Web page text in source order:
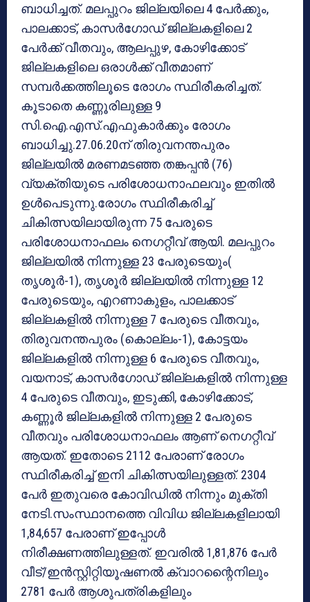
ബാധിച്ചത്. മലപ്പുറം ജില്ലയിലെ 4 പേര്‍ക്കും,
പാലക്കാട്, കാസര്‍ഗോഡ് ജില്ലകളിലെ 2
പേര്‍ക്ക് വീതവും, ആലപ്പുഴ, കോഴിക്കോട്
ജില്ലകളിലെ ഒരാള്‍ക്ക് വീതമാണ്
സമ്പര്‍ക്കത്തിലൂടെ രോഗം സ്ഥിരീകരിച്ചത്.
കൂടാതെ കണ്ണൂരിലുള്ള 9
സി.ഐ.എസ്.എഫുകാര്‍ക്കും രോഗം
ബാധിച്ചു.27.06.20ന് തിരുവനന്തപുരം
ജില്ലയില്‍ മരണമടഞ്ഞ തങ്കപ്പന്‍ (76)
വ്യക്തിയുടെ പരിശോധനാഫലവും ഇതില്‍
ഉള്‍പെടുന്നു.രോഗം സ്ഥിരീകരിച്ച്
ചികിത്സയിലായിരുന്ന 75 പേരുടെ
പരിശോധനാഫലം നെഗറ്റീവ് ആയി. മലപ്പുറം
ജില്ലയില്‍ നിന്നുള്ള 23 പേരുടെയും(
തൃശൂര്‍-1), തൃശൂര്‍ ജില്ലയില്‍ നിന്നുള്ള 12
പേരുടെയും, എറണാകുളം, പാലക്കാട്
ജില്ലകളില്‍ നിന്നുള്ള 7 പേരുടെ വീതവും,
തിരുവനന്തപുരം (കൊല്ലം-1), കോട്ടയം
ജില്ലകളില്‍ നിന്നുള്ള 6 പേരുടെ വീതവും,
വയനാട്, കാസര്‍ഗോഡ് ജില്ലകളില്‍ നിന്നുള്ള
4 പേരുടെ വീതവും, ഇടുക്കി, കോഴിക്കോട്,
കണ്ണൂര്‍ ജില്ലകളില്‍ നിന്നുള്ള 2 പേരുടെ
വീതവും പരിശോധനാഫലം ആണ് നെഗറ്റീവ്
ആയത്. ഇതോടെ 2112 പേരാണ് രോഗം
സ്ഥിരീകരിച്ച് ഇനി ചികിത്സയിലുള്ളത്. 2304
പേര്‍ ഇതുവരെ കോവിഡില്‍ നിന്നും മുക്തി
നേടി.സംസ്ഥാനത്തെ വിവിധ ജില്ലകളിലായി
1,84,657 പേരാണ് ഇപ്പോള്‍
നിരീക്ഷണത്തിലുള്ളത്. ഇവരില്‍ 1,81,876 പേര്‍
വീട്/ഇന്‍സ്റ്റിറ്റിയൂഷണല്‍ ക്വാറന്റൈനിലും
2781 പേര്‍ ആശുപത്രികളിലും